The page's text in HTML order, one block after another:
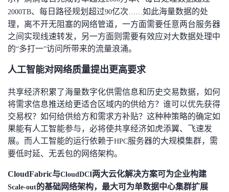
2000TB、每日路径规划超过90亿次……如此海量数据的处
理，离不开无阻塞的网络管道，一方面需要任意两台服务器
之间实现线速转发，另一方面则需要有效应对大数据处理中
的“多打一”访问所带来的流量浪涌。
人工智能对网络质量提出更高要求
共享经济积累了海量数字化供需信息和历史交易数据，如何
将需求信息推送给更适合区域内的供给方？谁可以优先获得
交易权？如何给供给方和需求方补贴？这种种策略的确定如
果能有人工智能参与，必将使共享经济如虎添翼、飞速发
展。而人工智能的运行依赖于HPC服务器的大规模集群，需
要低时延、无丢包的网络架构。
CloudFabric与CloudDCI两大云化解决方案可为企业构建
Scale-out的基础网络架构，最大可为单数据中心集群扩展